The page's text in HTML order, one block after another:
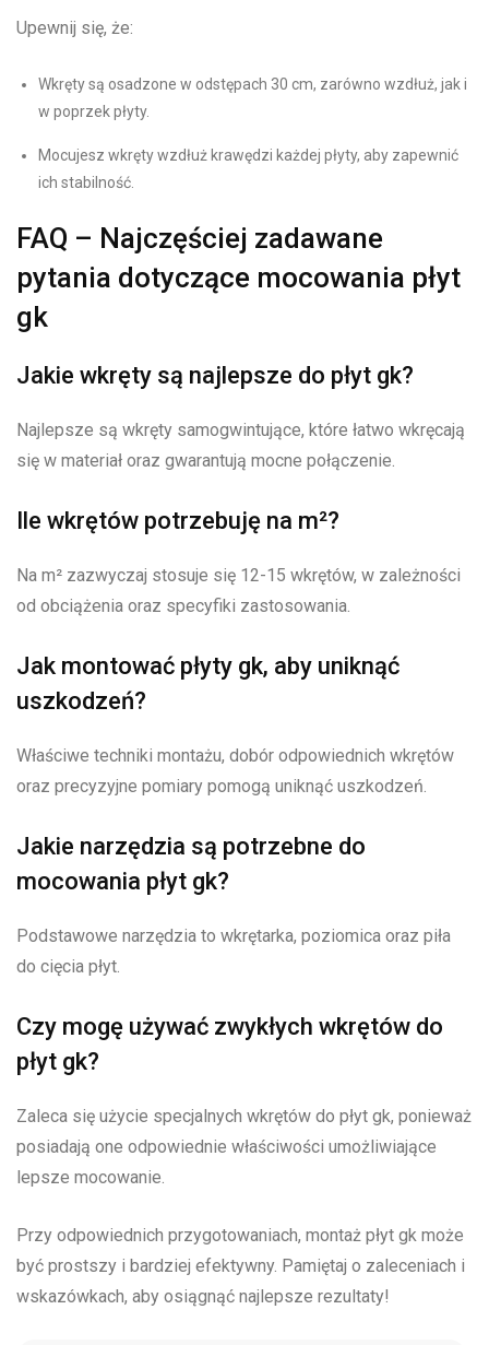
Upewnij się, że:
Wkręty są osadzone w odstępach 30 cm, zarówno wzdłuż, jak i
w poprzek płyty.
Mocujesz wkręty wzdłuż krawędzi każdej płyty, aby zapewnić
ich stabilność.
FAQ – Najczęściej zadawane
pytania dotyczące mocowania płyt
gk
Jakie wkręty są najlepsze do płyt gk?
Najlepsze są wkręty samogwintujące, które łatwo wkręcają
się w materiał oraz gwarantują mocne połączenie.
Ile wkrętów potrzebuję na m²?
Na m² zazwyczaj stosuje się 12-15 wkrętów, w zależności
od obciążenia oraz specyfiki zastosowania.
Jak montować płyty gk, aby uniknąć
uszkodzeń?
Właściwe techniki montażu, dobór odpowiednich wkrętów
oraz precyzyjne pomiary pomogą uniknąć uszkodzeń.
Jakie narzędzia są potrzebne do
mocowania płyt gk?
Podstawowe narzędzia to wkrętarka, poziomica oraz piła
do cięcia płyt.
Czy mogę używać zwykłych wkrętów do
płyt gk?
Zaleca się użycie specjalnych wkrętów do płyt gk, ponieważ
posiadają one odpowiednie właściwości umożliwiające
lepsze mocowanie.
Przy odpowiednich przygotowaniach, montaż płyt gk może
być prostszy i bardziej efektywny. Pamiętaj o zaleceniach i
wskazówkach, aby osiągnąć najlepsze rezultaty!